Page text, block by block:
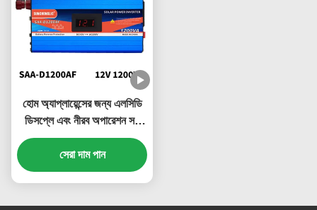
হোম অ্যাপ্লায়েন্সের জন্য এলসিডি
ডিসপ্লে এবং নীরব অপারেশন সহ
1200W সৌর শক্তি ইনভার্টার
সেরা দাম পান